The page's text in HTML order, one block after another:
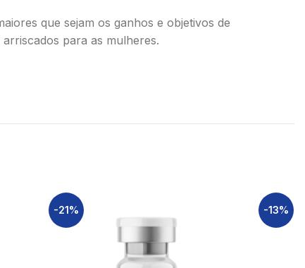
que sejam os ganhos e objetivos de
para as mulheres.
-21% -13%